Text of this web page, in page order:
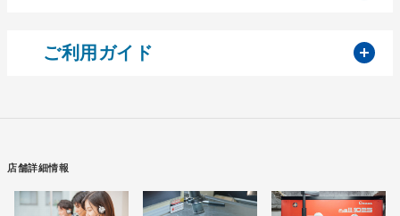
ご利用ガイド
店舗詳細情報